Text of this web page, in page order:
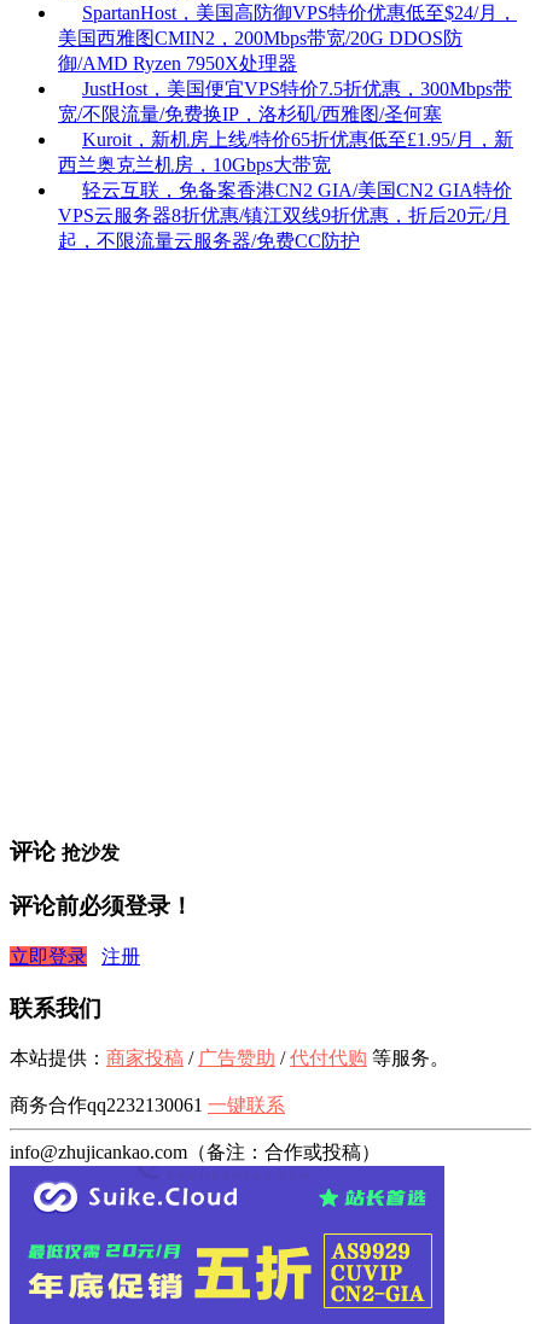
SpartanHost，美国高防御VPS特价优惠低至$24/月，
美国西雅图CMIN2，200Mbps带宽/20G DDOS防
御/AMD Ryzen 7950X处理器
JustHost，美国便宜VPS特价7.5折优惠，300Mbps带
宽/不限流量/免费换IP，洛杉矶/西雅图/圣何塞
Kuroit，新机房上线/特价65折优惠低至£1.95/月，新
西兰奥克兰机房，10Gbps大带宽
轻云互联，免备案香港CN2 GIA/美国CN2 GIA特价
VPS云服务器8折优惠/镇江双线9折优惠，折后20元/月
起，不限流量云服务器/免费CC防护
评论 抢沙发
评论前必须登录！
立即登录 注册
联系我们
本站提供： 商家投稿 / 广告赞助 /代付代购 等服务。
商务合作qq2232130061 一键联系
info@zhujicankao.com（备注：合作或投稿）